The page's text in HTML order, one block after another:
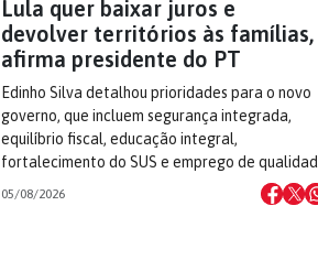
Lula quer baixar juros e
devolver territórios às famílias,
afirma presidente do PT
Edinho Silva detalhou prioridades para o novo
governo, que incluem segurança integrada,
equilíbrio fiscal, educação integral,
fortalecimento do SUS e emprego de
05/08/2026